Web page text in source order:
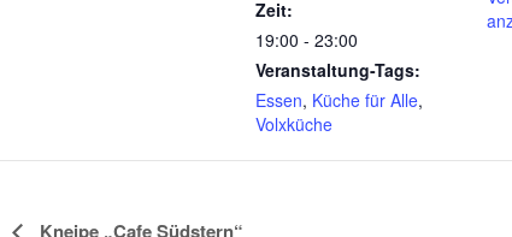
Zeit:
19:00 - 23:00
Veranstaltung-Tags:
Essen, Küche für Alle,
Volxküche
Kneipe „Cafe Südstern“